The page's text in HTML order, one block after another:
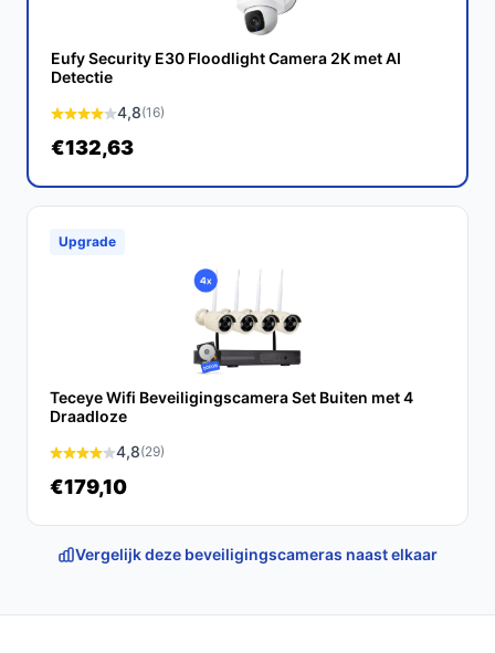
functies en betrouwbaarheid. Het is een ideale keuze
voor iedereen die zijn buitenruimtes veilig wil stellen
met een moderne beveiligingsoplossing.
Ontdek alle specificaties en vergelijk prijzen op
bestebeveiligingscamera.nl. Kies bewust wat perfect
past bij jouw behoeften!
Eufy Security E30 Floodlight Camera 2K met AI
Detectie
4,8(16)
€132,63
Upgrade
Teceye Wifi Beveiligingscamera Set Buiten met 4
Draadloze
4,8(29)
€179,10
Vergelijk deze beveiligingscameras naast elkaar